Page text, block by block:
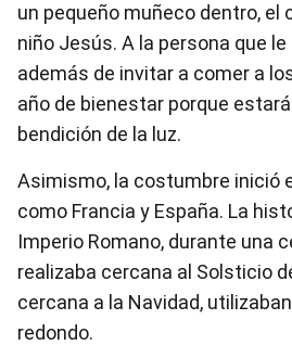
un pequeño muñeco dentro, el
niño Jesús. A la persona que le
además de invitar a comer a
año de bienestar porque
bendición de la luz.
Asimismo, la costumbre inició
como Francia y España. La
Imperio Romano, durante una
realizaba cercana al Solsticio
cercana a la Navidad,
redondo.